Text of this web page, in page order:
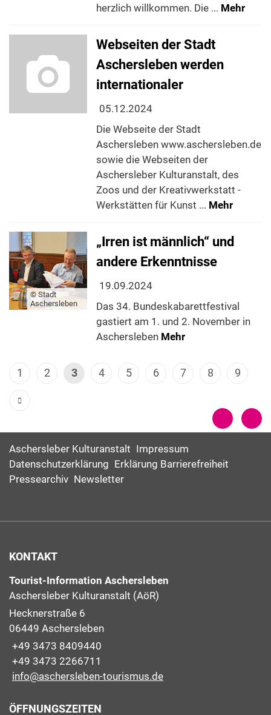
herzlich willkommen. Die ... Mehr
Webseiten der Stadt
Aschersleben werden
internationaler
05.12.2024
Die Webseite der Stadt
Aschersleben www.aschersleben.de
sowie die Webseiten der
Aschersleber Kulturanstalt, des
Zoos und der Kreativwerkstatt -
Werkstätten für Kunst ... Mehr
© Stadt
Aschersleben
„Irren ist männlich“ und
andere Erkenntnisse
19.09.2024
Das 34. Bundeskabarettfestival
gastiert am 1. und 2. November in
Aschersleben Mehr
1 2 3 4 5 6 7 8 9
Aschersleber Kulturanstalt Impressum
Datenschutzerklärung Erklärung Barrierefreiheit
Pressearchiv Newsletter
KONTAKT
Tourist-Information Aschersleben
Aschersleber Kulturanstalt (AöR)
Hecknerstraße 6
06449 Aschersleben
+49 3473 8409440
+49 3473 2266711
info@aschersleben-tourismus.de
ÖFFNUNGSZEITEN